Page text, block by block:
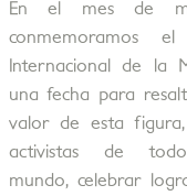
En el mes de
conmemoramos
Internacional de la
una fecha para
valor de esta
activistas de
mundo, celebrar